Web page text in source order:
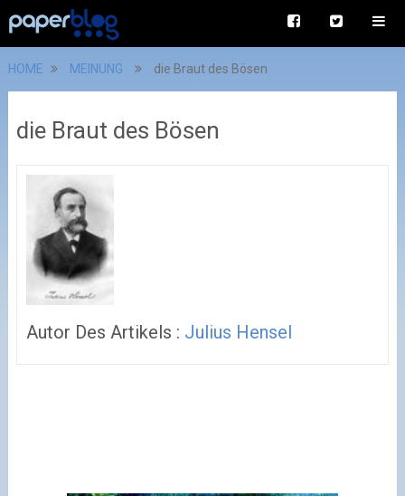
HOME MEINUNG die Braut des Bösen
die Braut des Bösen
Autor Des Artikels : Julius Hensel